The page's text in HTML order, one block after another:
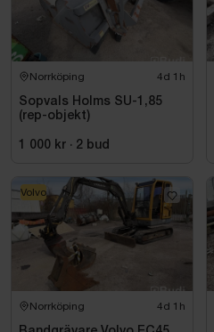
Norrköping 4d 1h
Sopvals Holms SU-1,85
(rep-objekt)
1 000 kr · 2 bud
Norrköping 4d 1h
Volvo